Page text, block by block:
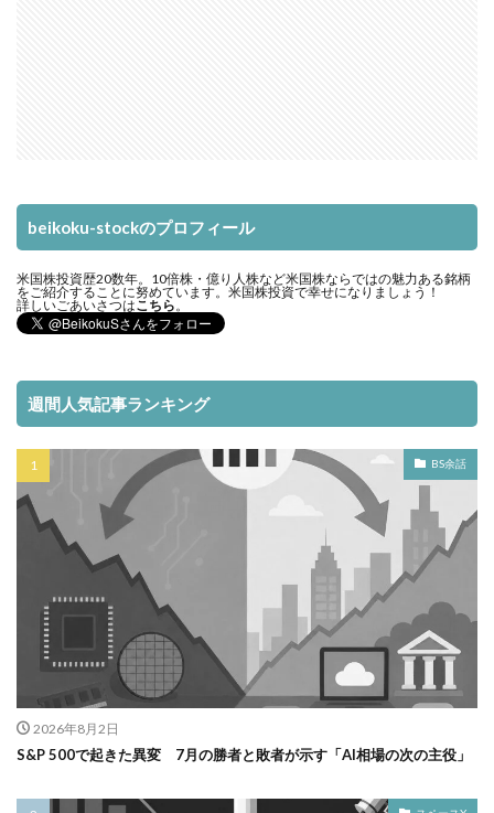
beikoku-stockのプロフィール
米国株投資歴20数年。10倍株・億り人株など米国株ならではの魅力ある銘柄
をご紹介することに努めています。米国株投資で幸せになりましょう！
詳しいごあいさつはこちら 。
週間人気記事ランキング
BS余話
2026年8月2日
S&P 500で起きた異変 7月の勝者と敗者が示す「AI相場の次の主役」